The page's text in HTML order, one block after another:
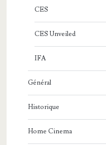
CES
CES Unveiled
IFA
Général
Historique
Home Cinema